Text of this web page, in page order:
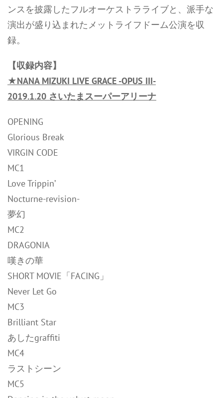
ンスを披露したフルオーケストラライブと、派手な
演出が盛り込まれたメットライフドーム公演を収
録。
【収録内容】
★NANA MIZUKI LIVE GRACE -OPUS III-
2019.1.20 さいたまスーパーアリーナ
OPENING
Glorious Break
VIRGIN CODE
MC1
Love Trippin’
Nocturne-revision-
夢幻
MC2
DRAGONIA
嘆きの華
SHORT MOVIE「FACING」
Never Let Go
MC3
Brilliant Star
あしたgraffiti
MC4
ラストシーン
MC5